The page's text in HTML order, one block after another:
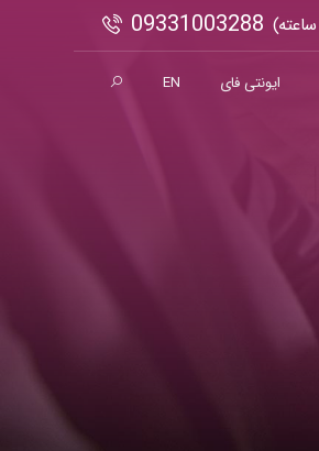
09331003288
ایونتی فای EN